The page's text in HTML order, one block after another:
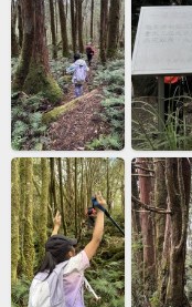
開始瀰漫，陽光時隱
是個天大驚喜，完封
百岳。